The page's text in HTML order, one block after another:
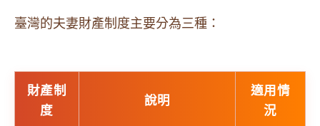
臺灣的夫妻財產制度主要分為三種：
財產制
度
說明
適用情
況